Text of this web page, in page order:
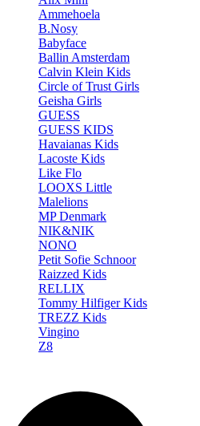
Ammehoela
B.Nosy
Babyface
Ballin Amsterdam
Calvin Klein Kids
Circle of Trust Girls
Geisha Girls
GUESS
GUESS KIDS
Havaianas Kids
Lacoste Kids
Like Flo
LOOXS Little
Malelions
MP Denmark
NIK&NIK
NONO
Petit Sofie Schnoor
Raizzed Kids
RELLIX
Tommy Hilfiger Kids
TREZZ Kids
Vingino
Z8